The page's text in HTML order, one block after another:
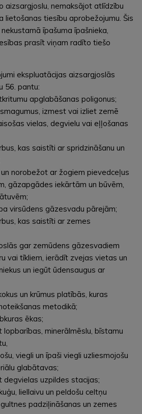
aizsargjoslu, nemaksājot atlīdzību
lietošanas tiesību aprobežojumu. Šis
īpašuma īpašnieka,
prasīt viņam radīto tiešo
ekspluatācijas aizsargjoslās
56. pantu:
apglabāšanas poligonus;
izmest vai izliet zemē
vielas, degvielu vai eļļošanas
kas saistīti ar spridzināšanu un
norobežot ar žogiem pievedceļus
gāzapgādes iekārtām un būvēm,
virsūdens gāzesvadu pārejām;
kas saistīti ar zemes
gar zemūdens gāzesvadiem
vai tīkliem, ierādīt zvejas vietas un
un iegūt ūdensaugus ar
un krūmus platībās, kuras
metodikā;
ēkas;
minerālmēslu, bīstamu
viegli un īpaši viegli uzliesmojošu
glabātavas;
degvielas uzpildes stacijas;
liellaivu un peldošu celtņu
padziļināšanas un zemes